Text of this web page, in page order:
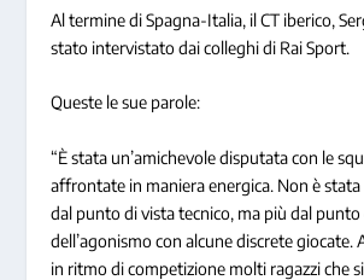
Al termine di Spagna-Italia, il CT iberico,
stato intervistato dai colleghi di Rai Sport.
Queste le sue parole:
“È stata un’amichevole disputata con le
affrontate in maniera energica. Non è
dal punto di vista tecnico, ma più dal punto
dell’agonismo con alcune discrete giocate.
in ritmo di competizione molti ragazzi che